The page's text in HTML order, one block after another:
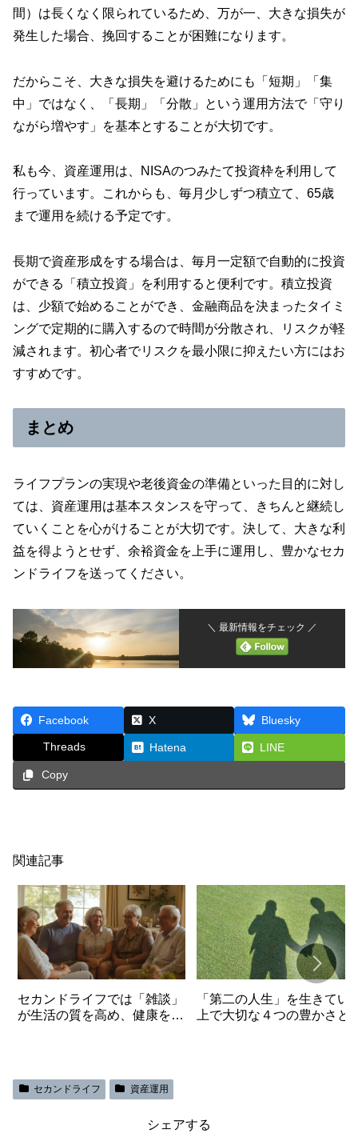
間）は長くなく限られているため、万が一、大きな損失が
発生した場合、挽回することが困難になります。
だからこそ、大きな損失を避けるためにも「短期」「集
中」ではなく、「長期」「分散」という運用方法で「守り
ながら増やす」を基本とすることが大切です。
私も今、資産運用は、NISAのつみたて投資枠を利用して
行っています。これからも、毎月少しずつ積立て、65歳
まで運用を続ける予定です。
長期で資産形成をする場合は、毎月一定額で自動的に投資
ができる「積立投資」を利用すると便利です。積立投資
は、少額で始めることができ、金融商品を決まったタイミ
ングで定期的に購入するので時間が分散され、リスクが軽
減されます。初心者でリスクを最小限に抑えたい方にはお
すすめです。
まとめ
ライフプランの実現や老後資金の準備といった目的に対し
ては、資産運用は基本スタンスを守って、きちんと継続し
ていくことを心がけることが大切です。決して、大きな利
益を得ようとせず、余裕資金を上手に運用し、豊かなセカ
ンドライフを送ってください。
＼ 最新情報をチェック ／
Facebook X Bluesky
Threads Hatena LINE
Copy
関連記事
セカンドライフでは「雑談」
が生活の質を高め、健康を生
「第二の人生」を生きてい
上で大切な４つの豊かさと
セカンドライフ 資産運用
シェアする